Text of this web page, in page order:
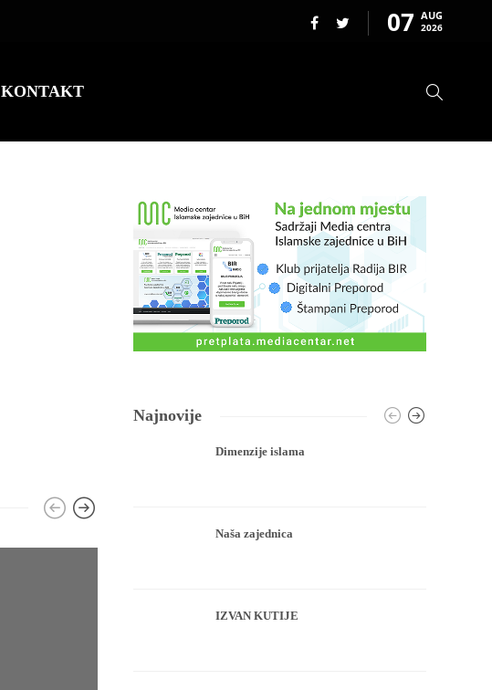
07 AUG
2026
KONTAKT
Najnovije
Dimenzije islama
Naša zajednica
IZVAN KUTIJE